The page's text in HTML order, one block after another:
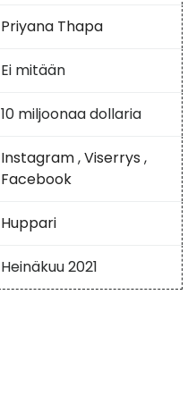
Priyana Thapa
Ei mitään
10 miljoonaa dollaria
Instagram,Viserrys ,
Facebook
Huppari
Heinäkuu 2021